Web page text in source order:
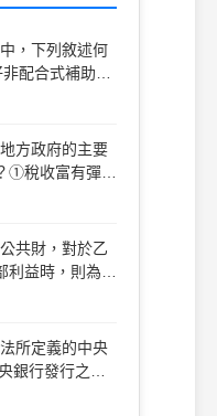
政
效果 (D)非
財的相對價格
方政府的主要
①稅收富有彈性
原則 ④保持稅
共財，對於乙
益時，則為增
給乙地方 (C)
所定義的中央
證債務